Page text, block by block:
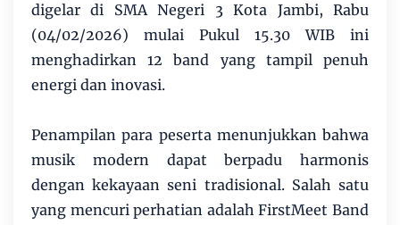
digelar di SMA Negeri 3 Kota Jambi, Rabu
(04/02/2026) mulai Pukul 15.30 WIB ini
menghadirkan 12 band yang tampil penuh
energi dan inovasi.
Penampilan para peserta menunjukkan bahwa
musik modern dapat berpadu harmonis
dengan kekayaan seni tradisional. Salah satu
yang mencuri perhatian adalah FirstMeet Band